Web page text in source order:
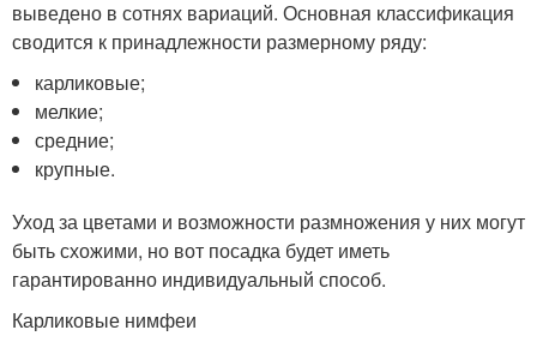
выведено в сотнях вариаций. Основная классификация
сводится к принадлежности размерному ряду:
карликовые;
мелкие;
средние;
крупные.
Уход за цветами и возможности размножения у них могут
быть схожими, но вот посадка будет иметь
гарантированно индивидуальный способ.
Карликовые нимфеи